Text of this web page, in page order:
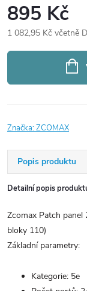
895 Kč
1 082,95 Kč včetně
Značka:ZCOMAX
Popis produktu
Detailní popis
Zcomax Patch panel
bloky 110)
Základní parametry:
Kategorie: 5e